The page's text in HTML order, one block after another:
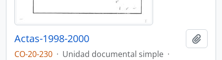
Actas-1998-2000
CO-20-230 · Unidad documental simple ·